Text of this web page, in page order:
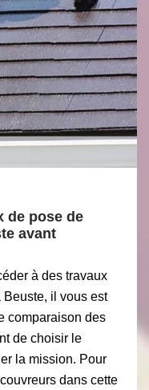
de pose de
avant
à des travaux
il vous est
comparaison des
de choisir le
la mission. Pour
dans cette